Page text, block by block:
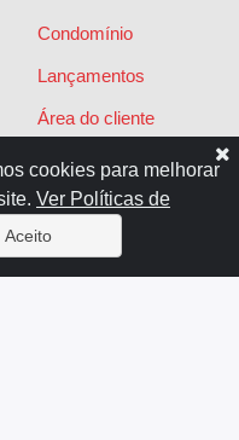
Condomínio
Lançamentos
Área do cliente
Políticas de privacidade
Contato
cookies para melhorar
Ver Políticas de
Aceito